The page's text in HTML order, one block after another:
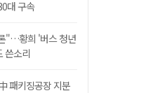
대 구속
"…황희 '버스 청년
쓴소리
패키징공장 지분